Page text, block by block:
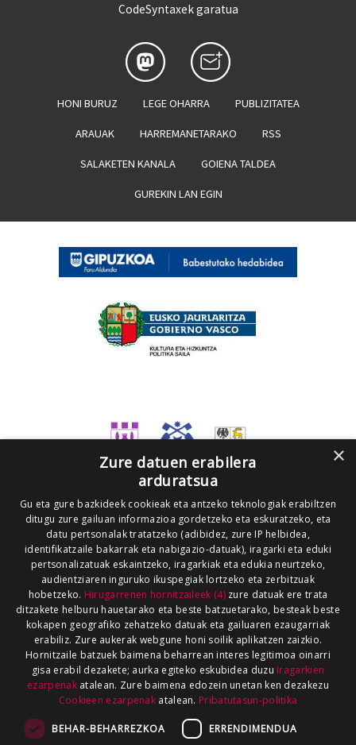
CodeSyntaxek garatua
HONI BURUZ LEGE OHARRA PUBLIZITATEA
ARAUAK HARREMANETARAKO RSS
SALAKETEN KANALA GOIENA TALDEA
GUREKIN LAN EGIN
×
Zure datuen erabilera
arduratsua
Gu eta gure bazkideek cookieak eta antzeko teknologiak erabiltzen
ditugu zure gailuan informazioa gordetzeko eta eskuratzeko, eta
datu pertsonalak tratatzeko (adibidez, zure IP helbidea,
identifikatzaile bakarrak eta nabigazio-datuak), iragarki eta eduki
pertsonalizatuak eskaintzeko, iragarkiak eta edukia neurtzeko,
audientziaren inguruko ikuspegiak lortzeko eta zerbitzuak
hobetzeko. Hirugarrenen hornitzaileek (4)zure datuak ere trata
ditzakete helburu hauetarako eta beste batzuetarako, besteak beste
kokapen geografiko zehatzeko datuak eta gailuaren ezaugarriak
erabiliz. Zure aukerak webgune honi soilik aplikatzen zaizkio.
Hornitzaile batzuek baimena beharrean interes legitimoa oinarri
gisa erabil dezakete; aurka egiteko eskubidea duzu Iragarkien
ezarpenakatalean. Zure baimena edozein unetan ken dezakezu
Cookieen ezarpenak atalean. Pribatutasun-politika
BEHAR-BEHARREZKOA ERRENDIMENDUA